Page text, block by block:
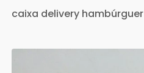
caixa delivery hambúrguer